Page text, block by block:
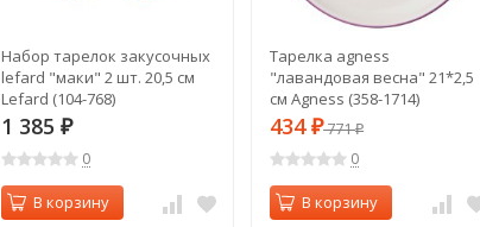
Набор тарелок закусочных
lefard "маки" 2 шт. 20,5 см
Lefard (104-768)
1 385 ₽
0
В корзину
Тарелка agness
"лавандовая весна" 21*2,5
см Agness (358-1714)
434₽771₽
0
В корзину